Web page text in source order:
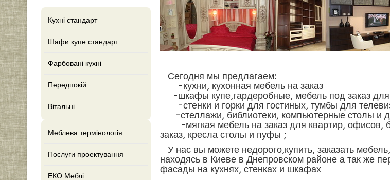
Кухні стандарт
Шафи купе стандарт
Фарбовані кухні
Передпокій
Вітальні
Меблева термінологія
Послуги проектування
ЕКО Меблі
Сегодня мы предлагаем:
-кухни, кухонная мебель на заказ
-шкафы купе,гардеробные, мебель под заказ для
-стенки и горки для гостиных, тумбы для
-стеллажи, библиотеки, компьютерные столы и
-мягкая мебель на заказ для квартир, офисов,
заказ, кресла столы и пуфы ;
У нас вы можете недорого,купить, заказать
находясь в Киеве в Днепровском районе а так же
фасады на кухнях, стенках и шкафах